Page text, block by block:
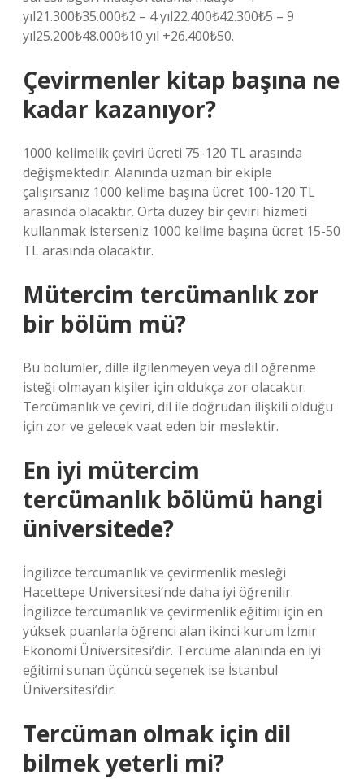
yıl21.300₺35.000₺2 – 4 yıl22.400₺42.300₺5 – 9
yıl25.200₺48.000₺10 yıl +26.400₺50.
Çevirmenler kitap başına ne
kadar kazanıyor?
1000 kelimelik çeviri ücreti 75-120 TL arasında
değişmektedir. Alanında uzman bir ekiple
çalışırsanız 1000 kelime başına ücret 100-120 TL
arasında olacaktır. Orta düzey bir çeviri hizmeti
kullanmak isterseniz 1000 kelime başına ücret 15-50
TL arasında olacaktır.
Mütercim tercümanlık zor
bir bölüm mü?
Bu bölümler, dille ilgilenmeyen veya dil öğrenme
isteği olmayan kişiler için oldukça zor olacaktır.
Tercümanlık ve çeviri, dil ile doğrudan ilişkili olduğu
için zor ve gelecek vaat eden bir meslektir.
En iyi mütercim
tercümanlık bölümü hangi
üniversitede?
İngilizce tercümanlık ve çevirmenlik mesleği
Hacettepe Üniversitesi’nde daha iyi öğrenilir.
İngilizce tercümanlık ve çevirmenlik eğitimi için en
yüksek puanlarla öğrenci alan ikinci kurum İzmir
Ekonomi Üniversitesi’dir. Tercüme alanında en iyi
eğitimi sunan üçüncü seçenek ise İstanbul
Üniversitesi’dir.
Tercüman olmak için dil
bilmek yeterli mi?